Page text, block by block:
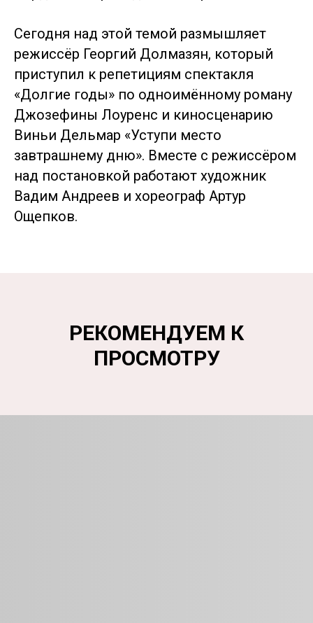
Сегодня над этой темой размышляет
режиссёр Георгий Долмазян, который
приступил к репетициям спектакля
«Долгие годы» по одноимённому роману
Джозефины Лоуренс и киносценарию
Виньи Дельмар «Уступи место
завтрашнему дню». Вместе с режиссёром
над постановкой работают художник
Вадим Андреев и хореограф Артур
Ощепков.
РЕКОМЕНДУЕМ К
ПРОСМОТРУ